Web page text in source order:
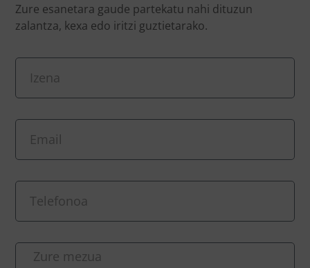
Zure esanetara gaude partekatu nahi dituzun
zalantza, kexa edo iritzi guztietarako.